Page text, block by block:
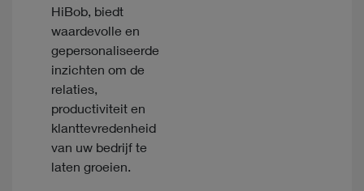
HiBob, biedt
waardevolle en
gepersonaliseerde
inzichten om de
relaties,
productiviteit en
klanttevredenheid
van uw bedrijf te
laten groeien.